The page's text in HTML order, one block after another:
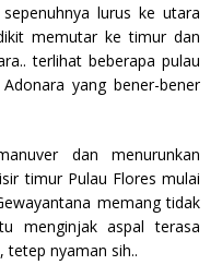
lurus ke utara
memutar ke timur dan
terlihat beberapa pulau
yang bener-bener
dan menurunkan
timur Pulau Flores mulai
memang tidak
menginjak aspal terasa
tetep nyaman sih..